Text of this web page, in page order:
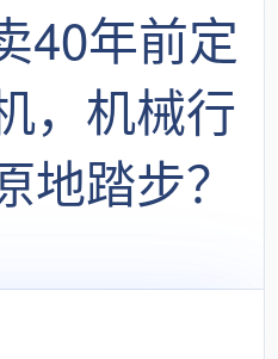
40年前定
，机械行
地踏步？